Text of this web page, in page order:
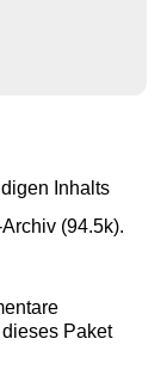
Inhalts
(94.5k).
Paket